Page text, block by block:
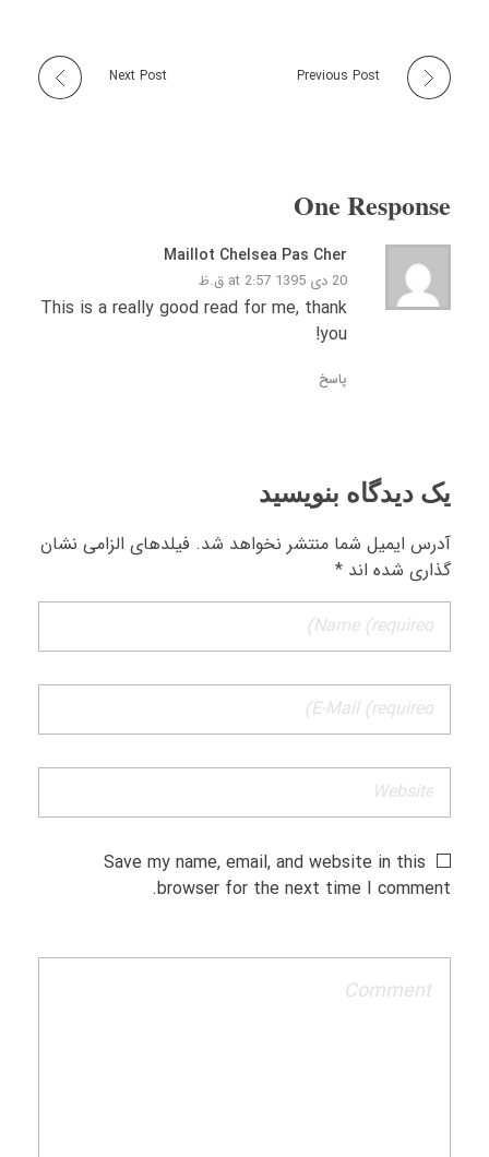
Previous Post
Next Post
One Response
Maillot Chelsea Pas Cher
20 دی 1395 at 2:57 ق.ظ
This is a really good read for me, thank
you!
پاسخ
یک دیدگاه بنویسید
آدرس ایمیل شما منتشر نخواهد شد. فیلدهای الزامی نشان
گذاری شده اند *
Save my name, email, and website in this
browser for the next time I comment.